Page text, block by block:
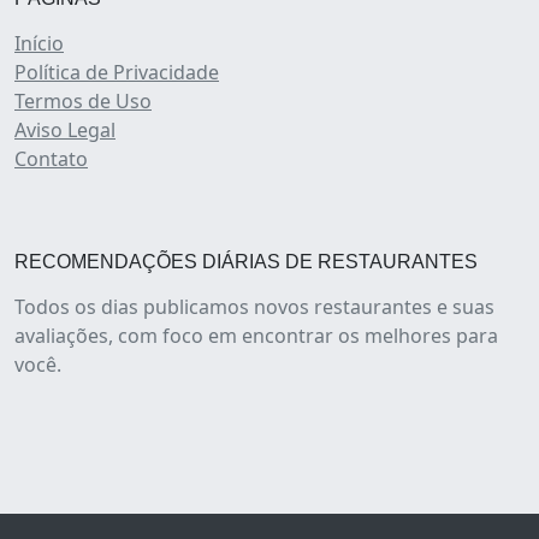
Início
Política de Privacidade
Termos de Uso
Aviso Legal
Contato
RECOMENDAÇÕES DIÁRIAS DE RESTAURANTES
Todos os dias publicamos novos restaurantes e suas
avaliações, com foco em encontrar os melhores para
você.